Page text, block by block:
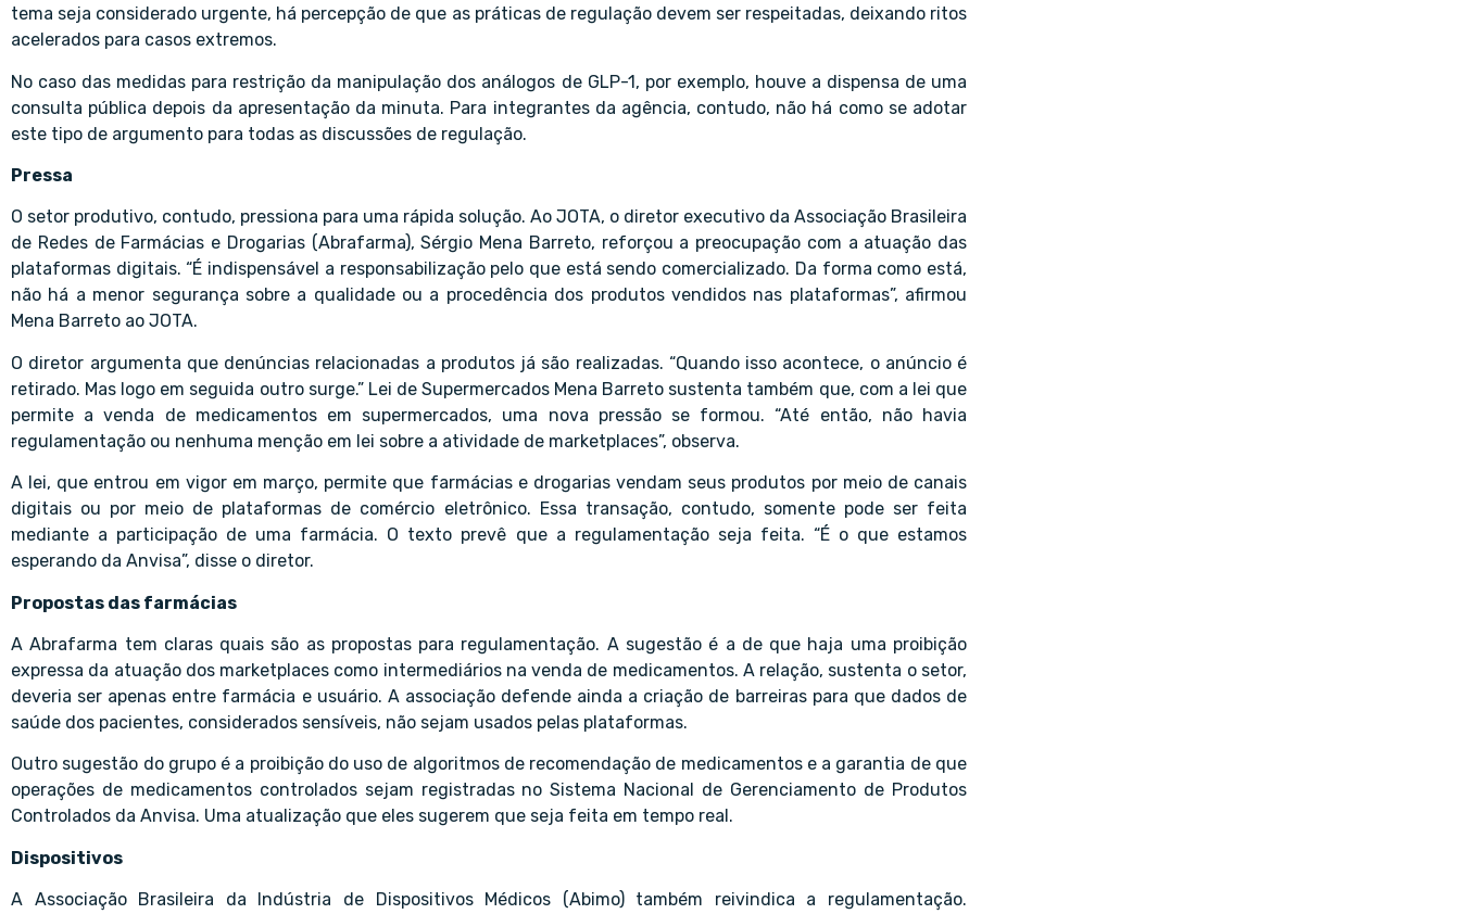
tema seja considerado urgente, há percepção de que as práticas de regulação devem ser respeitadas, deixando ritos
acelerados para casos extremos.
No caso das medidas para restrição da manipulação dos análogos de GLP-1, por exemplo, houve a dispensa de uma
consulta pública depois da apresentação da minuta. Para integrantes da agência, contudo, não há como se adotar
este tipo de argumento para todas as discussões de regulação.
Pressa
O setor produtivo, contudo, pressiona para uma rápida solução. Ao JOTA, o diretor executivo da Associação Brasileira
de Redes de Farmácias e Drogarias (Abrafarma), Sérgio Mena Barreto, reforçou a preocupação com a atuação das
plataformas digitais. “É indispensável a responsabilização pelo que está sendo comercializado. Da forma como está,
não há a menor segurança sobre a qualidade ou a procedência dos produtos vendidos nas plataformas”, afirmou
Mena Barreto ao JOTA.
O diretor argumenta que denúncias relacionadas a produtos já são realizadas. “Quando isso acontece, o anúncio é
retirado. Mas logo em seguida outro surge.” Lei de Supermercados Mena Barreto sustenta também que, com a lei que
permite a venda de medicamentos em supermercados, uma nova pressão se formou. “Até então, não havia
regulamentação ou nenhuma menção em lei sobre a atividade de marketplaces”, observa.
A lei, que entrou em vigor em março, permite que farmácias e drogarias vendam seus produtos por meio de canais
digitais ou por meio de plataformas de comércio eletrônico. Essa transação, contudo, somente pode ser feita
mediante a participação de uma farmácia. O texto prevê que a regulamentação seja feita. “É o que estamos
esperando da Anvisa”, disse o diretor.
Propostas das farmácias
A Abrafarma tem claras quais são as propostas para regulamentação. A sugestão é a de que haja uma proibição
expressa da atuação dos marketplaces como intermediários na venda de medicamentos. A relação, sustenta o setor,
deveria ser apenas entre farmácia e usuário. A associação defende ainda a criação de barreiras para que dados de
saúde dos pacientes, considerados sensíveis, não sejam usados pelas plataformas.
Outro sugestão do grupo é a proibição do uso de algoritmos de recomendação de medicamentos e a garantia de que
operações de medicamentos controlados sejam registradas no Sistema Nacional de Gerenciamento de Produtos
Controlados da Anvisa. Uma atualização que eles sugerem que seja feita em tempo real.
Dispositivos
A Associação Brasileira da Indústria de Dispositivos Médicos (Abimo) também reivindica a regulamentação.